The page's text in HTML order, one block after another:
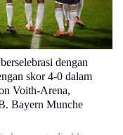
dengan
skor 4-0 dalam
Voith-Arena,
Bayern Munche